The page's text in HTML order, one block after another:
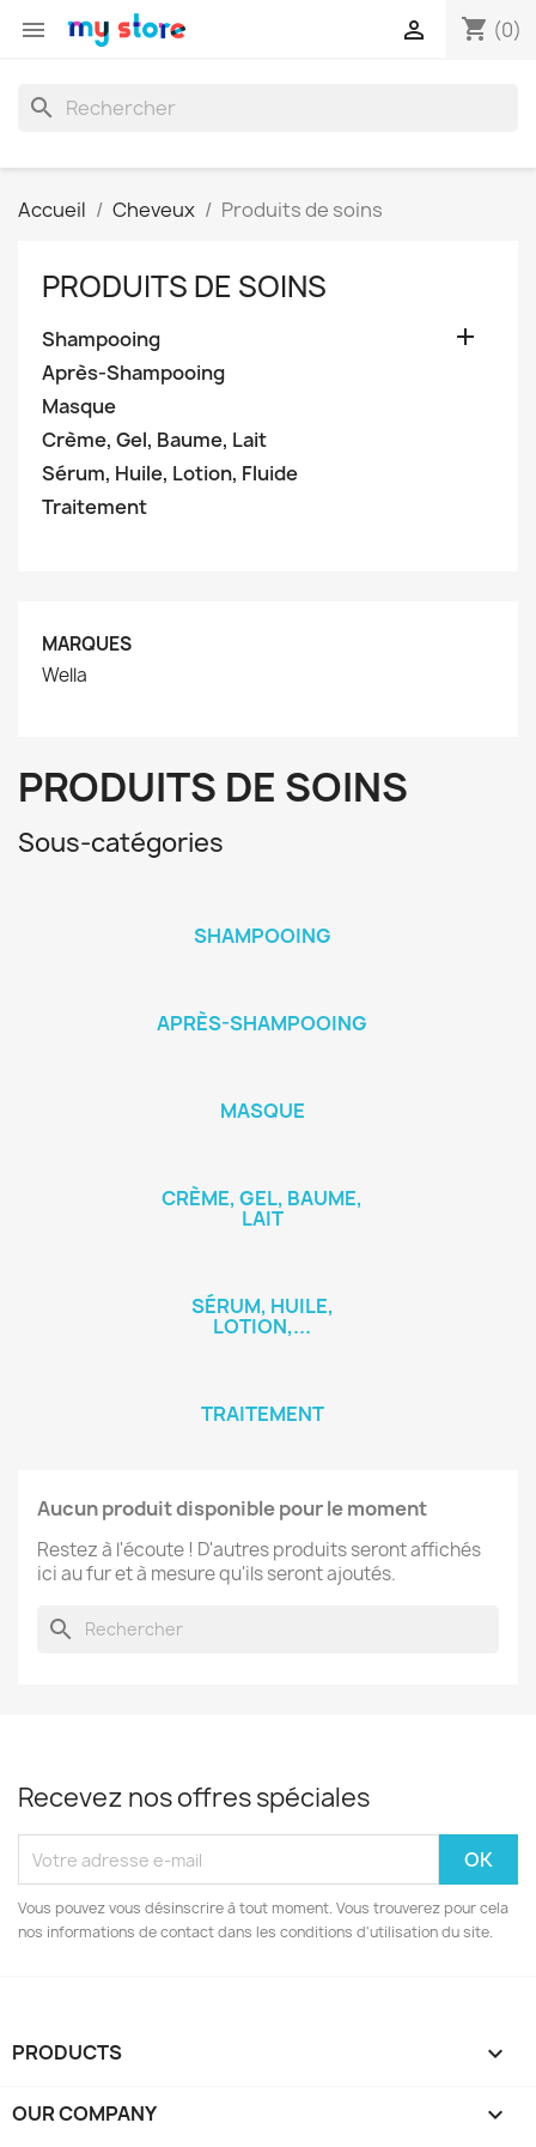
 shopping_cart (0)

search
Accueil Cheveux Produits de soins
PRODUITS DE SOINS
Shampooing 
Après-Shampooing
Masque
Crème, Gel, Baume, Lait
Sérum, Huile, Lotion, Fluide
Traitement
MARQUES
Wella
PRODUITS DE SOINS
Sous-catégories
SHAMPOOING
APRÈS-SHAMPOOING
MASQUE
CRÈME, GEL, BAUME,
LAIT
SÉRUM, HUILE,
LOTION,...
TRAITEMENT
Aucun produit disponible pour le moment
Restez à l'écoute ! D'autres produits seront affichés
ici au fur et à mesure qu'ils seront ajoutés.
search
Recevez nos offres spéciales
Vous pouvez vous désinscrire à tout moment. Vous trouverez pour cela
nos informations de contact dans les conditions d'utilisation du site.
PRODUCTS 
OUR COMPANY 